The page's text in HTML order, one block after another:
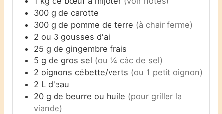
300 g de carotte
300 g de pomme de terre (à chair ferme)
2 ou 3 gousses d'ail
25 g de gingembre frais
5 g de gros sel (ou ¼ càc de sel)
2 oignons cébette/verts (ou 1 petit oignon)
2 L d'eau
20 g de beurre ou huile (pour griller la
viande)